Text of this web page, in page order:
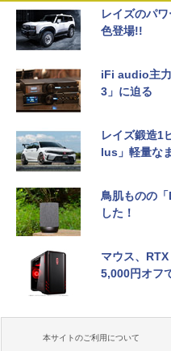
レイズのパ
色登場!!
iFi audio主
3」に迫る
レイズ鍛造1
lus」軽量な
鳥肌ものの
した！
マウス、
5,000円オフ
本サイトのご利用について